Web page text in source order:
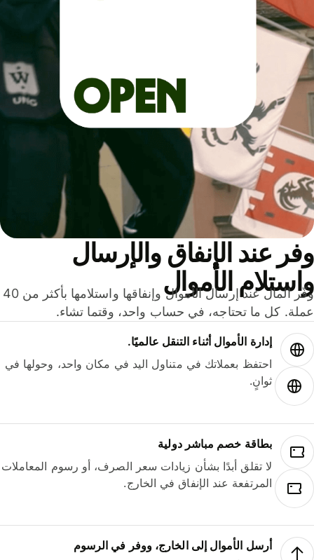
عند الإنفاق والإرسال
الأموال
وفّر المال عند إرسال الأموال وإنفاقها واستلامها بأكثر من 40
كل ما تحتاجه، في حساب واحد، وقتما تشاء.
إدارة الأموال أثناء التنقل عالميًا.
احتفظ بعملاتك في متناول اليد في مكان واحد، وحولها في
ثوانٍ.
بطاقة خصم مباشر دولية
لا تقلق أبدًا بشأن زيادات سعر الصرف، أو رسوم المعاملات
المرتفعة عند الإنفاق في الخارج.
أرسل الأموال إلى الخارج، ووفر في الرسوم